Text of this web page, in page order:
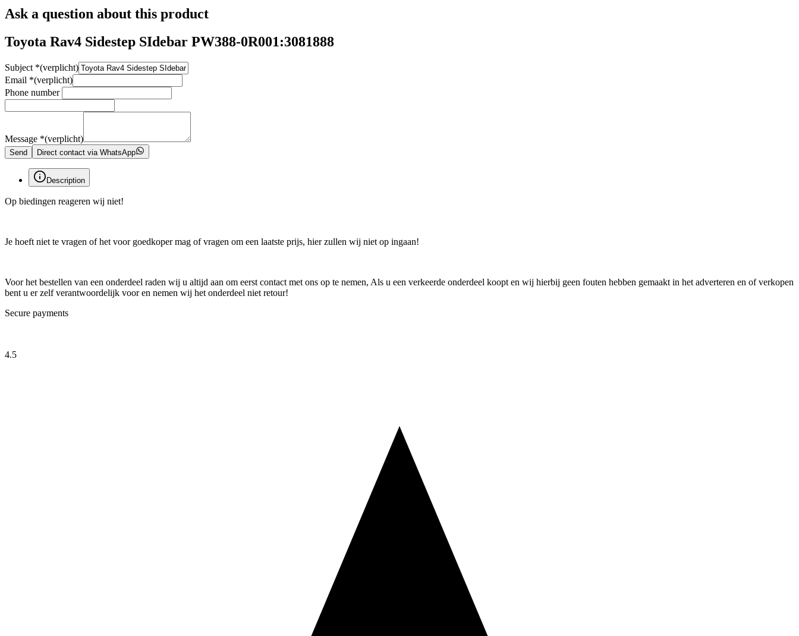
Ask a question about this product
Toyota Rav4 Sidestep SIdebar PW388-0R001:3081888
Subject *(verplicht)
Email *(verplicht)
Phone number
Message *(verplicht)
Send Direct contact via WhatsApp
Description
Op biedingen reageren wij niet!
Je hoeft niet te vragen of het voor goedkoper mag of vragen om een laatste prijs, hier zullen wij niet op ingaan!
Voor het bestellen van een onderdeel raden wij u altijd aan om eerst contact met ons op te nemen, Als u een verkeerde onderdeel koopt en wij hierbij geen fouten hebben gemaakt in het adverteren en of verkopen
bent u er zelf verantwoordelijk voor en nemen wij het onderdeel niet retour!
Secure payments
4.5